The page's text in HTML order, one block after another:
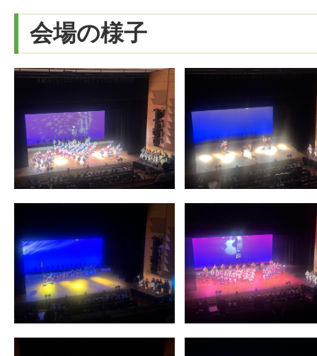
会場の様子